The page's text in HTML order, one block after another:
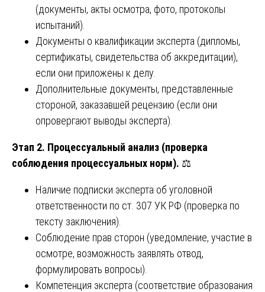
(документы, акты осмотра, фото, протоколы
испытаний).
Документы о квалификации эксперта (дипломы,
сертификаты, свидетельства об аккредитации),
если они приложены к делу.
Дополнительные документы, представленные
стороной, заказавшей рецензию (если они
опровергают выводы эксперта).
Этап 2. Процессуальный анализ (проверка
соблюдения процессуальных норм). ⚖️
Наличие подписки эксперта об уголовной
ответственности по ст. 307 УК РФ (проверка по
тексту заключения).
Соблюдение прав сторон (уведомление, участие в
осмотре, возможность заявлять отвод,
формулировать вопросы).
Компетенция эксперта (соответствие образования